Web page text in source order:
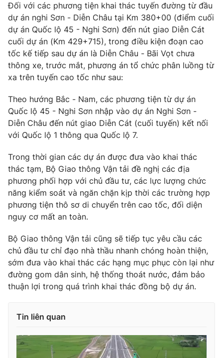
VTV Sức khoẻ Bất động sản
Thị trường 24h Tấm lòng Việt
VTV4 Vươn mình bằng AI
VTV9 VTV8
Liên hệ tòa soạn English
THỜI BÁO VTV
Cơ quan chủ quản:Đài Truyền hình Việt Nam
Cơ quan báo chí:Thời báo VTV
Giấy phép hoạt động báo in và báo điện tử số 483/GP-BTTTT
Tổng Biên tập:
Nguyễn Trọng Ninh
Tổng đài VTV: 024.38 355 931 - 024.38 355 932
Đối với các phương tiện khai thác tuyến đường từ đầu
dự án nghi Sơn - Diễn Châu tại Km 380+00 (điểm cuối
dự án Quốc lộ 45 - Nghi Sơn) đến nút giao Diễn Cát
cuối dự án (Km 429+715), trong điều kiện đoạn cao
tốc kế tiếp sau dự án là Diễn Châu - Bãi Vọt chưa
thông xe, trước mắt, phương án tổ chức phân luồng từ
xa trên tuyến cao tốc như sau:
Theo hướng Bắc - Nam, các phương tiện từ dự án
Quốc lộ 45 - Nghi Sơn nhập vào dự án Nghi Sơn -
Diễn Châu đến nút giao Diễn Cát (cuối tuyến) kết nối
với Quốc lộ 1 thông qua Quốc lộ 7.
Trong thời gian các dự án được đưa vào khai thác
thác tạm, Bộ Giao thông Vận tải đề nghị các địa
phương phối hợp với chủ đầu tư, các lực lượng chức
năng kiểm soát và ngăn chặn kịp thời các trường hợp
phương tiện thô sơ di chuyển trên cao tốc, đối diện
nguy cơ mất an toàn.
Bộ Giao thông Vận tải cũng sẽ tiếp tục yêu cầu các
chủ đầu tư chỉ đạo nhà thầu nhanh chóng hoàn thiện,
sớm đưa vào khai thác các hạng mục phục còn lại như
đường gom dân sinh, hệ thống thoát nước, đảm bảo
thuận lợi trong quá trình khai thác đồng bộ dự án.
Tin liên quan